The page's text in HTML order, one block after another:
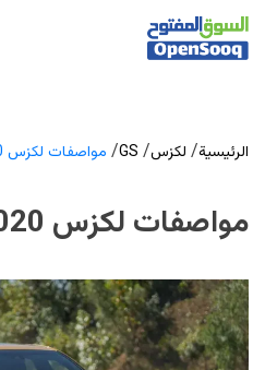
الرئيسية/ لكزس/
GS
/ مواصفات لكزس GS 2020
مواصفات لكزس GS 2020